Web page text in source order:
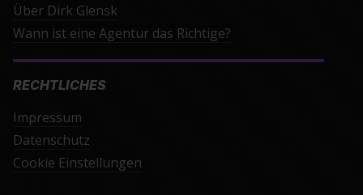
Über Dirk Glensk
Wann ist eine Agentur das Richtige?
RECHTLICHES
Impressum
Datenschutz
Cookie Einstellungen